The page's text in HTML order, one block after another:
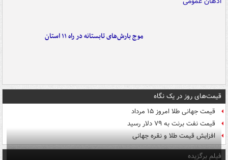
موج بارش‌های تابستانه در راه ۱۱ استان
قیمت‌های روز در یک نگاه
قیمت جهانی طلا امروز ۱۵ مرداد
قیمت نفت برنت به ۷۹ دلار رسید
افزایش قیمت طلا و نقره جهانی
فیلم برگزیده